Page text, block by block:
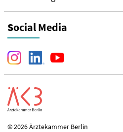
Social Media
© 2026 Ärztekammer Berlin